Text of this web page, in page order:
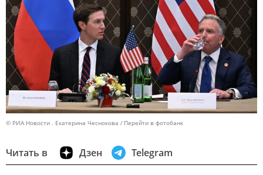
© РИА Новости . Екатерина Чеснокова Перейти в фотобанк
Читать в Дзен Telegram